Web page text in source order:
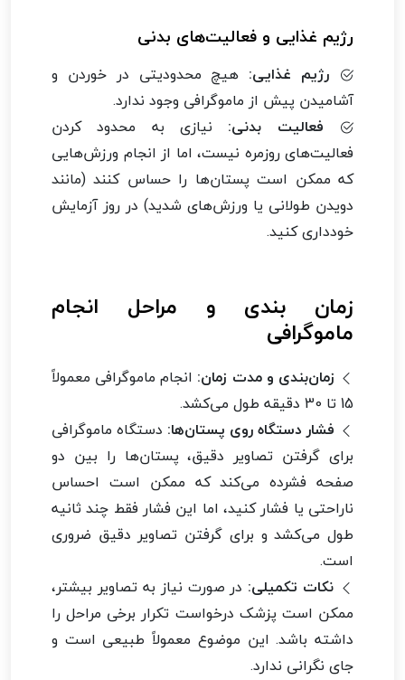
رژیم غذایی و فعالیت‌های بدنی
رژیم غذایی: هیچ محدودیتی در خوردن و
آشامیدن پیش از ماموگرافی وجود ندارد.
فعالیت بدنی: نیازی به محدود کردن
فعالیت‌های روزمره نیست، اما از انجام ورزش‌هایی
که ممکن است پستان‌ها را حساس کنند (مانند
دویدن طولانی یا ورزش‌های شدید) در روز آزمایش
خودداری کنید.
زمان بندی و مراحل انجام
ماموگرافی
زمان‌بندی و مدت زمان: انجام ماموگرافی معمولاً
15 تا 30 دقیقه طول می‌کشد.
فشار دستگاه روی پستان‌ها: دستگاه ماموگرافی
برای گرفتن تصاویر دقیق، پستان‌ها را بین دو
صفحه فشرده می‌کند که ممکن است احساس
ناراحتی یا فشار کنید، اما این فشار فقط چند ثانیه
طول می‌کشد و برای گرفتن تصاویر دقیق ضروری
است.
نکات تکمیلی: در صورت نیاز به تصاویر بیشتر،
ممکن است پزشک درخواست تکرار برخی مراحل را
داشته باشد. این موضوع معمولاً طبیعی است و
جای نگرانی ندارد.